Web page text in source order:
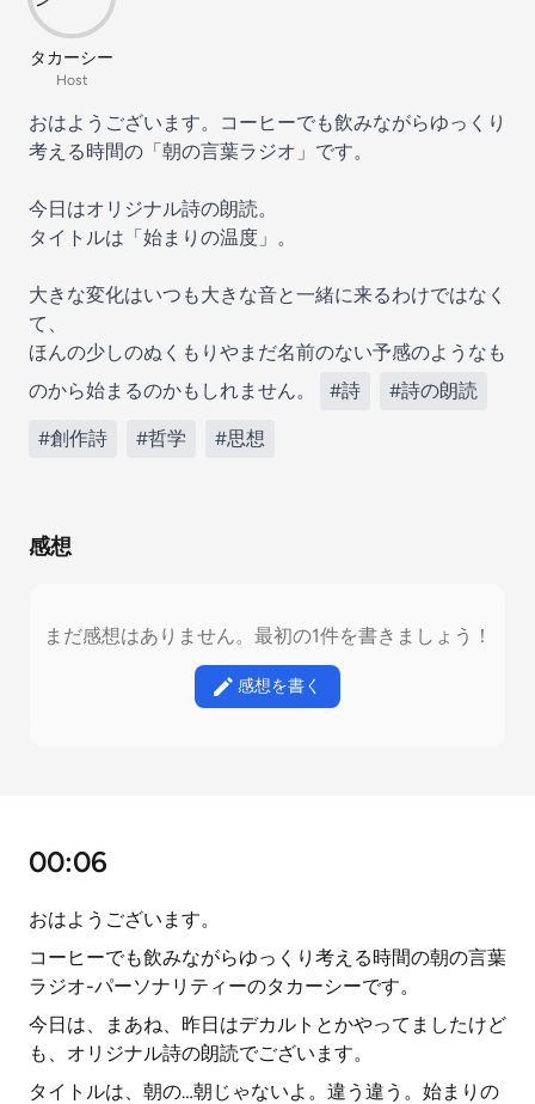
タカーシー
Host
おはようございます。コーヒーでも飲みながらゆっくり
考える時間の「朝の言葉ラジオ」です。
今日はオリジナル詩の朗読。
タイトルは「始まりの温度」。
大きな変化はいつも大きな音と一緒に来るわけではなく
て、
ほんの少しのぬくもりやまだ名前のない予感のようなも
のから始まるのかもしれません。
#詩 #詩の朗読
#創作詩 #哲学 #思想
感想
まだ感想はありません。最初の1件を書きましょう！
感想を書く
00:06
おはようございます。
コーヒーでも飲みながらゆっくり考える時間の朝の言葉
ラジオ-パーソナリティーのタカーシーです。
今日は、まあね、昨日はデカルトとかやってましたけど
も、オリジナル詩の朗読でございます。
タイトルは、朝の…朝じゃないよ。違う違う。始まりの